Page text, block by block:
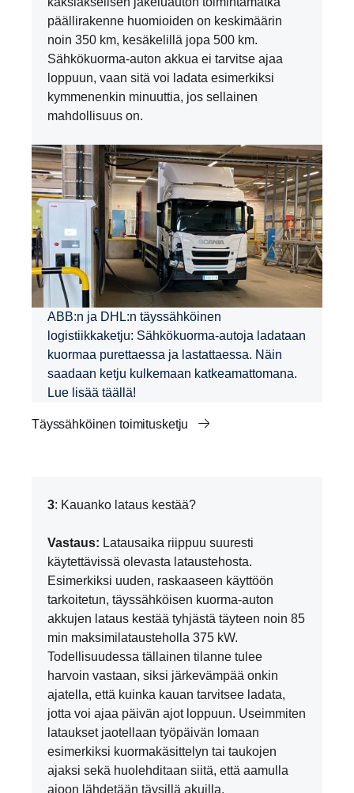
päällirakenne huomioiden on keskimäärin
noin 350 km, kesäkelillä jopa 500 km.
Sähkökuorma-auton akkua ei tarvitse ajaa
loppuun, vaan sitä voi ladata esimerkiksi
kymmenenkin minuuttia, jos sellainen
mahdollisuus on.
ABB:n ja DHL:n täyssähköinen
logistiikkaketju: Sähkökuorma-autoja ladataan
kuormaa purettaessa ja lastattaessa. Näin
saadaan ketju kulkemaan katkeamattomana.
Lue lisää täällä!
Täyssähköinen toimitusketju
3: Kauanko lataus kestää?
Vastaus: Latausaika riippuu suuresti
käytettävissä olevasta lataustehosta.
Esimerkiksi uuden, raskaaseen käyttöön
tarkoitetun, täyssähköisen kuorma-auton
akkujen lataus kestää tyhjästä täyteen noin 85
min maksimilatausteholla 375 kW.
Todellisuudessa tällainen tilanne tulee
harvoin vastaan, siksi järkevämpää onkin
ajatella, että kuinka kauan tarvitsee ladata,
jotta voi ajaa päivän ajot loppuun. Useimmiten
lataukset jaotellaan työpäivän lomaan
esimerkiksi kuormakäsittelyn tai taukojen
ajaksi sekä huolehditaan siitä, että aamulla
ajoon lähdetään täysillä akuilla.